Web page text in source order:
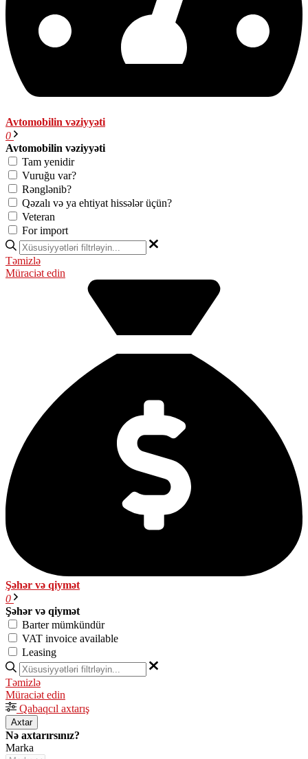
Avtomobilin vəziyyəti
0
Avtomobilin vəziyyəti
Tam yenidir
Vuruğu var?
Rənglənib?
Qəzalı və ya ehtiyat hissələr üçün?
Veteran
For import
Təmizlə
Müraciət edin
Şəhər və qiymət
0
Şəhər və qiymət
Barter mümkündür
VAT invoice available
Leasing
Təmizlə
Müraciət edin
Qabaqcıl axtarış
Axtar
Nə axtarırsınız?
Marka